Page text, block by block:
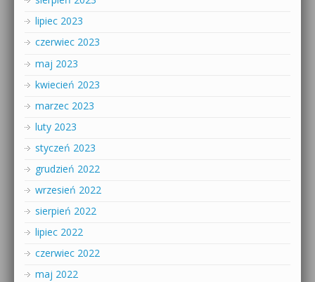
lipiec 2023
czerwiec 2023
maj 2023
kwiecień 2023
marzec 2023
luty 2023
styczeń 2023
grudzień 2022
wrzesień 2022
sierpień 2022
lipiec 2022
czerwiec 2022
maj 2022